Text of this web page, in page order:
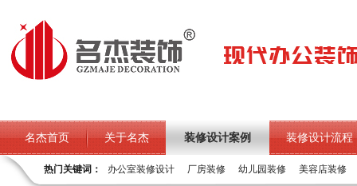
名杰首页 关于名杰 装修设计案例 装修设计流程
热门关键词： 办公室装修设计 厂房装修 幼儿园装修 美容店装修